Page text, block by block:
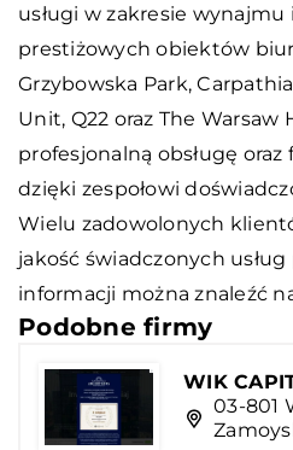
usługi w zakresie wynajmu
prestiżowych obiektów
Grzybowska Park,
Unit, Q22 oraz The Warsaw
profesjonalną obsługę
dzięki zespołowi
Wielu zadowolonych
jakość świadczonych
informacji można znaleźć
Podobne firmy
WIK
03-801